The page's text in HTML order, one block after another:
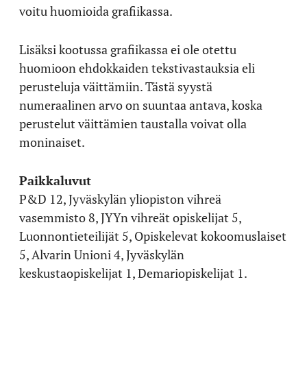
voitu huomioida grafiikassa.
Lisäksi kootussa grafiikassa ei ole otettu
huomioon ehdokkaiden tekstivastauksia eli
perusteluja väittämiin. Tästä syystä
numeraalinen arvo on suuntaa antava, koska
perustelut väittämien taustalla voivat olla
moninaiset.
Paikkaluvut
P&D 12, Jyväskylän yliopiston vihreä
vasemmisto 8, JYYn vihreät opiskelijat 5,
Luonnontieteilijät 5, Opiskelevat kokoomuslaiset
5, Alvarin Unioni 4, Jyväskylän
keskustaopiskelijat 1, Demariopiskelijat 1.